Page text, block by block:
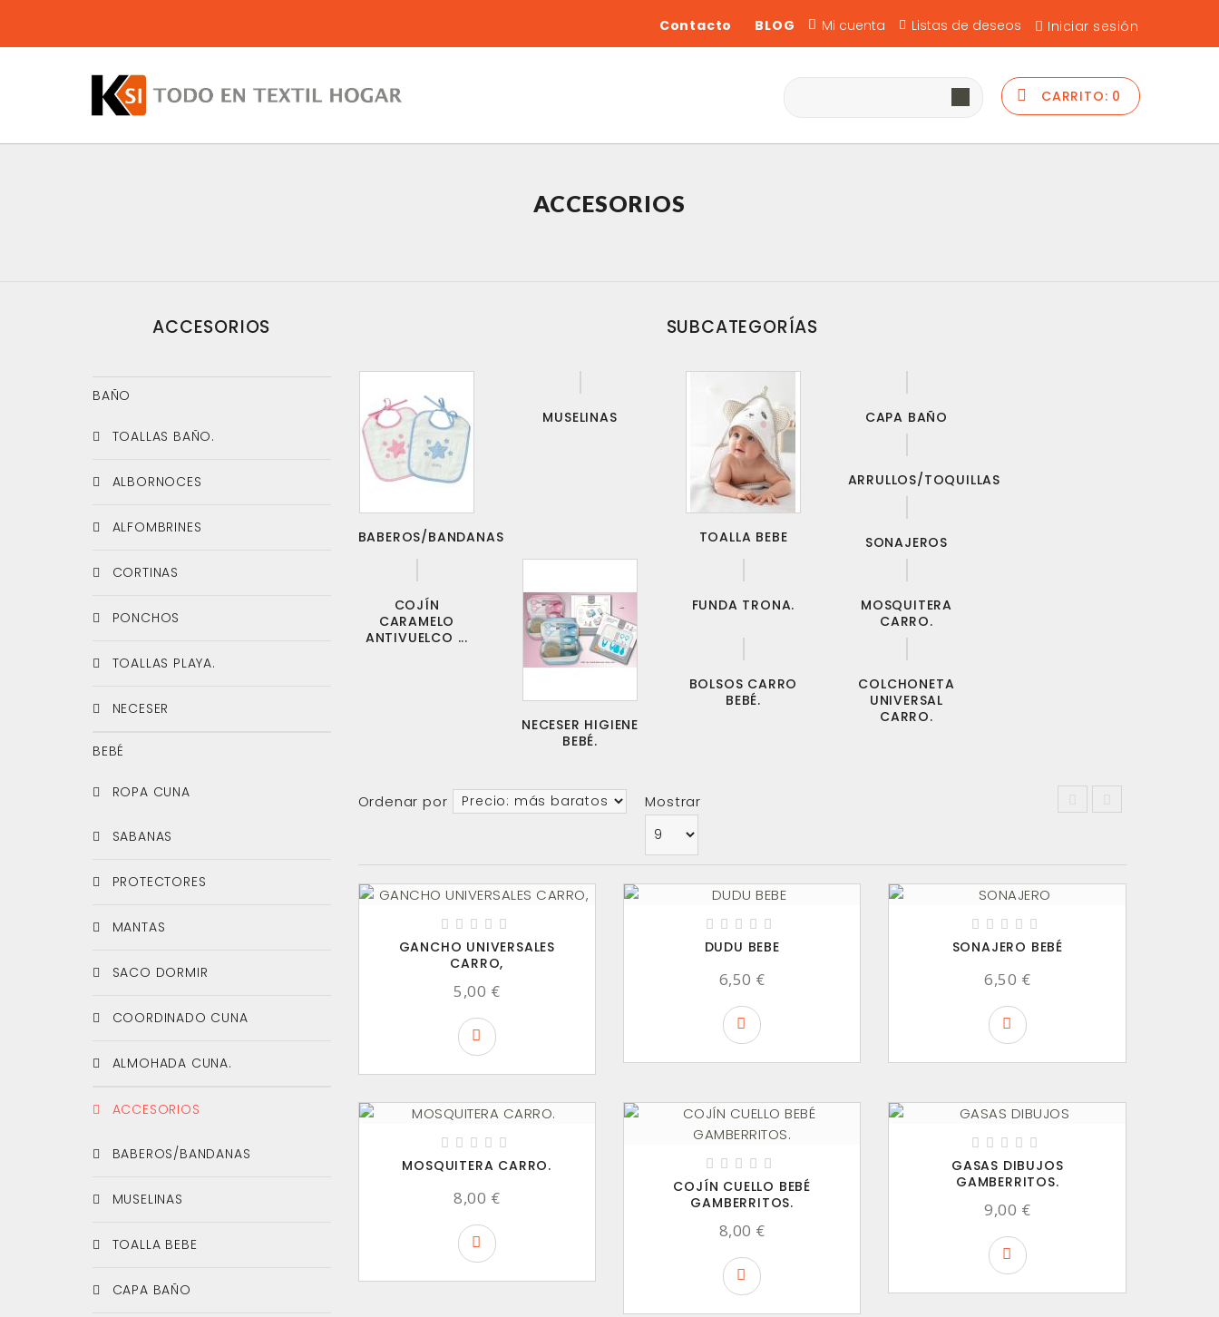
Iniciar sesión
Mi cuenta Listas de deseos
BLOG
Contacto
CARRITO: 0
ACCESORIOS
ACCESORIOS
BAÑO
TOALLAS BAÑO.
ALBORNOCES
ALFOMBRINES
CORTINAS
PONCHOS
TOALLAS PLAYA.
NECESER
BEBÉ
ROPA CUNA
SABANAS
PROTECTORES
MANTAS
SACO DORMIR
COORDINADO CUNA
ALMOHADA CUNA.
ACCESORIOS
BABEROS/BANDANAS
MUSELINAS
TOALLA BEBE
CAPA BAÑO
SUBCATEGORÍAS
BABEROS/BANDANAS
MUSELINAS
TOALLA BEBE
CAPA BAÑO
ARRULLOS/TOQUILLAS
SONAJEROS
COJÍN
CARAMELO
ANTIVUELCO ...
NECESER HIGIENE
BEBÉ.
FUNDA TRONA.
MOSQUITERA
CARRO.
BOLSOS CARRO
BEBÉ.
COLCHONETA
UNIVERSAL
CARRO.
Ordenar por Mostrar
GANCHO UNIVERSALES
CARRO,
5,00 €
DUDU BEBE
6,50 €
SONAJERO BEBÉ
6,50 €
MOSQUITERA CARRO.
8,00 €
COJÍN CUELLO BEBÉ
GAMBERRITOS.
8,00 €
GASAS DIBUJOS
GAMBERRITOS.
9,00 €